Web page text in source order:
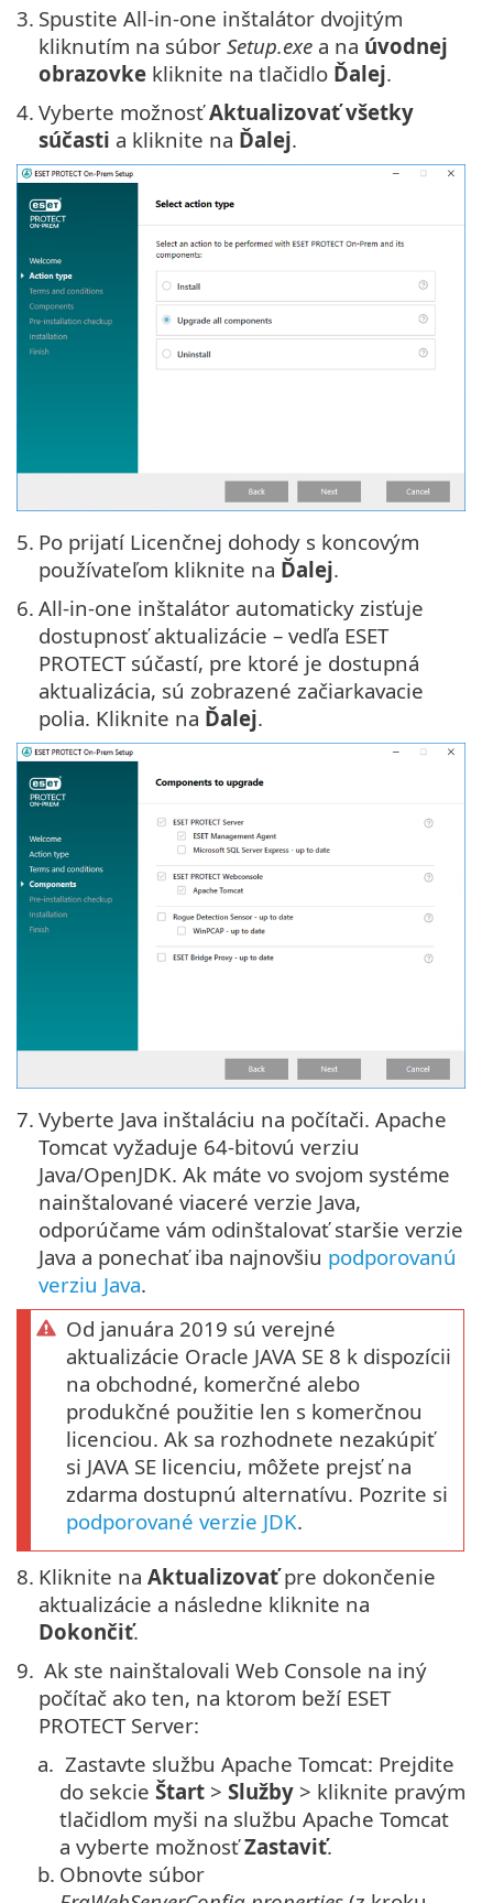
3. Spustite All-in-one inštalátor dvojitým
kliknutím na súbor Setup.exe a na úvodnej
obrazovke kliknite na tlačidlo Ďalej.
4. Vyberte možnosťAktualizovať všetky
súčasti a kliknite na Ďalej.
5. Po prijatí Licenčnej dohody s koncovým
používateľom kliknite na Ďalej.
6. All-in-one inštalátor automaticky zisťuje
dostupnosť aktualizácie – vedľa ESET
PROTECT súčastí, pre ktoré je dostupná
aktualizácia, sú zobrazené začiarkavacie
polia. Kliknite na Ďalej.
7. Vyberte Java inštaláciu na počítači. Apache
Tomcat vyžaduje 64-bitovú verziu
Java/OpenJDK. Ak máte vo svojom systéme
nainštalované viaceré verzie Java,
odporúčame vám odinštalovať staršie verzie
Java a ponechať iba najnovšiu podporovanú
verziu Java.
Od januára 2019 sú verejné
aktualizácie Oracle JAVA SE 8 k dispozícii
na obchodné, komerčné alebo
produkčné použitie len s komerčnou
licenciou. Ak sa rozhodnete nezakúpiť
si JAVA SE licenciu, môžete prejsť na
zdarma dostupnú alternatívu. Pozrite si
podporované verzie JDK.
8. Kliknite na Aktualizovaťpre dokončenie
aktualizácie a následne kliknite na
Dokončiť.
9. Ak ste nainštalovali Web Console na iný
počítač ako ten, na ktorom beží ESET
PROTECT Server:
a. Zastavte službu Apache Tomcat: Prejdite
do sekcie Štart > Služby > kliknite pravým
tlačidlom myši na službu Apache Tomcat
a vyberte možnosťZastaviť.
b. Obnovte súbor